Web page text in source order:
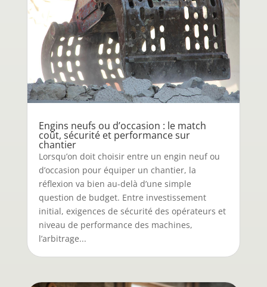
Engins neufs ou d’occasion : le match
coût, sécurité et performance sur
chantier
Lorsqu’on doit choisir entre un engin neuf ou
d’occasion pour équiper un chantier, la
réflexion va bien au-delà d’une simple
question de budget. Entre investissement
initial, exigences de sécurité des opérateurs et
niveau de performance des machines,
l’arbitrage...